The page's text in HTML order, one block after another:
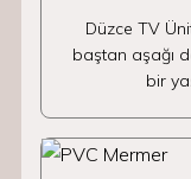
Düzce TV
baştan aşağı
bir